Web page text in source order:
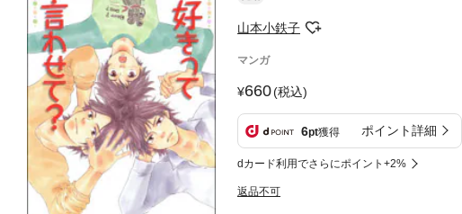
山本小鉄子
マンガ
660(税込)
6pt獲得 ポイント詳細
dカード利用でさらにポイント+2%
返品不可